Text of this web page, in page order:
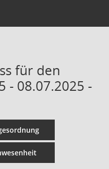
für den
- 08.07.2025 -